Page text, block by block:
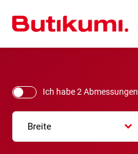
Ich habe 2 Abmessungen
Breite